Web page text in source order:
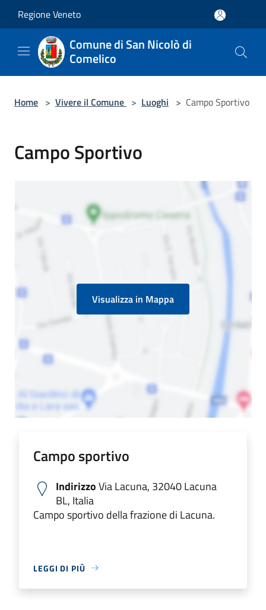
Regione Veneto
Comune di San Nicolò di
Comelico
Home > Vivere il Comune > Luoghi > Campo Sportivo
Campo Sportivo
Visualizza in Mappa
Campo sportivo
IndirizzoVia Lacuna, 32040 Lacuna
BL, Italia
Campo sportivo della frazione di Lacuna.
LEGGI DI PIÙ